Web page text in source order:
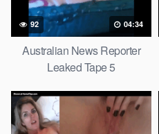
92 04:34
Australian News Reporter
Leaked Tape 5